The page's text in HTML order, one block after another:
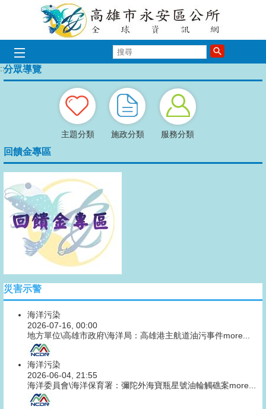
跳到主要內容區塊
尋
歡迎光臨永安
歡迎光臨永
歡迎光臨
歡迎光臨永安區公所
:::分眾導覽
主題分類 施政分類 服務分類
回饋金專區
災害示警
海洋污染
2026-07-16, 00:00
地方單位\高雄市政府\海洋局：高雄港主航道油污事件more...
海洋污染
2026-06-04, 21:55
海洋委員會\海洋保育署：彌陀外海寶瓶星號油輪觸礁案more...